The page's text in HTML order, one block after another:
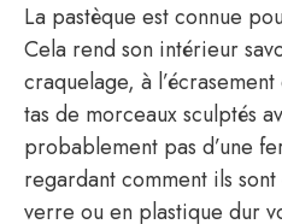
La pastèque est connue
Cela rend son intérieur
craquelage, à
tas de morceaux sculptés
probablement pas d’une
regardant comment ils
verre ou en plastique dur